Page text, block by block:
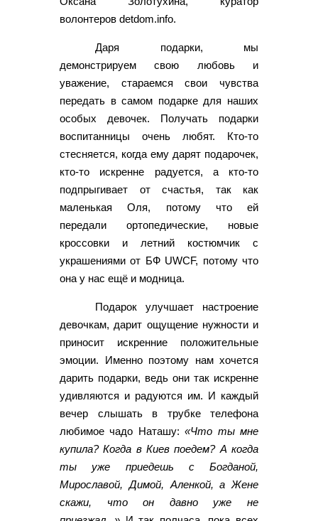
волонтеров detdom.info.
Даря подарки, мы
демонстрируем свою любовь и
уважение, стараемся свои чувства
передать в самом подарке для наших
особых девочек. Получать подарки
воспитанницы очень любят. Кто-то
стесняется, когда ему дарят подарочек,
кто-то искренне радуется, а кто-то
подпрыгивает от счастья, так как
маленькая Оля, потому что ей
передали ортопедические, новые
кроссовки и летний костюмчик с
украшениями от БФ UWCF, потому что
она у нас ещё и модница.
Подарок улучшает настроение
девочкам, дарит ощущение нужности и
приносит искренние положительные
эмоции. Именно поэтому нам хочется
дарить подарки, ведь они так искренне
удивляются и радуются им. И каждый
вечер слышать в трубке телефона
любимое чадо Наташу:«Что ты мне
купила? Когда в Киев поедем? А когда
ты уже приедешь с Богданой,
Мирославой, Димой, Аленкой, а Жене
скажи, что он давно уже не